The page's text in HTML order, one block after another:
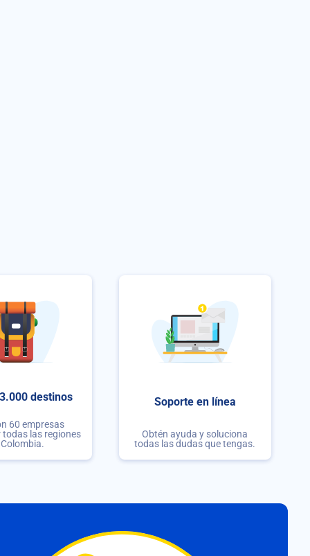
destinos
60 empresas
todas las regiones
Soporte en línea
Obtén ayuda y soluciona
todas las dudas que tengas.